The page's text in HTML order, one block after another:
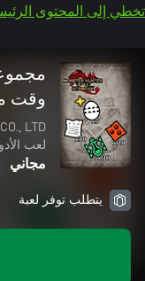
تخطي إلى المحتوى
وقت
LTD.
لعب
مجاني
يتطلب توفر لعبة